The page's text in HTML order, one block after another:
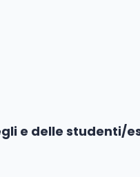
e delle studenti/